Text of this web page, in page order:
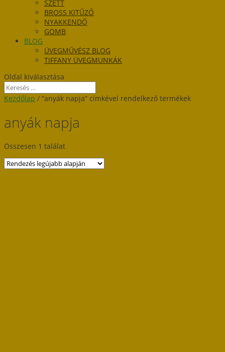
SZETT
BROSS KITŰZŐ
NYAKKENDŐ
GOMB
BLOG
ÜVEGMŰVÉSZ BLOG
TIFFANY ÜVEGMUNKÁK
Oldal kiválasztása
Kezdőlap / “anyák napja” címkével rendelkező termékek
anyák napja
Összesen 1 találat